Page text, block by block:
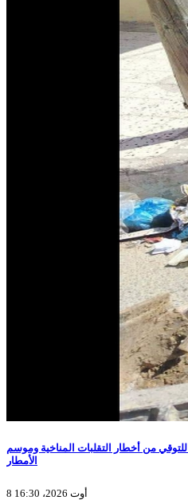
للتوقي من أخطار التقلبات المناخية وموسم
الأمطار
8 أوت 2026، 16:30